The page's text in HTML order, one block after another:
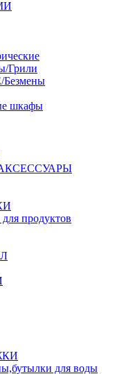
Грили
шкафы
продуктов
для воды